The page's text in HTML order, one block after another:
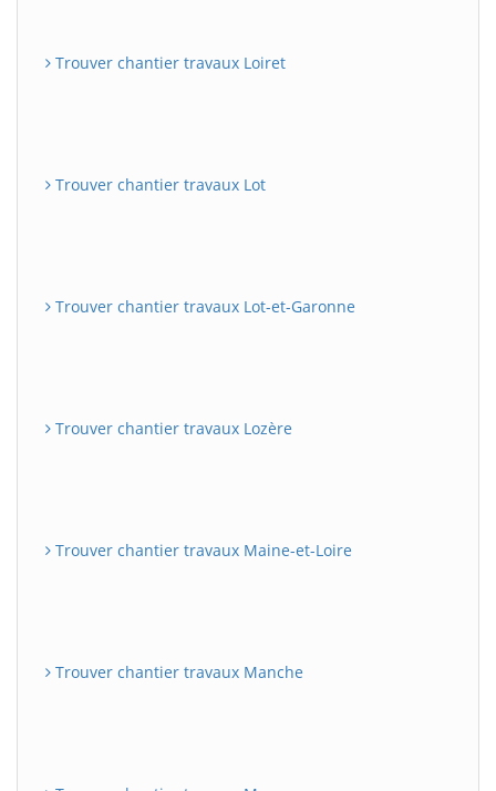
Trouver chantier travaux Loiret
Trouver chantier travaux Lot
Trouver chantier travaux Lot-et-Garonne
Trouver chantier travaux Lozère
Trouver chantier travaux Maine-et-Loire
Trouver chantier travaux Manche